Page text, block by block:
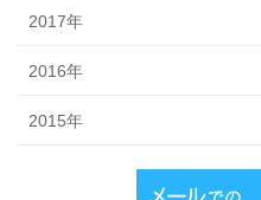
2017年
2016年
2015年